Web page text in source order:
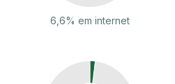
6,6% em internet